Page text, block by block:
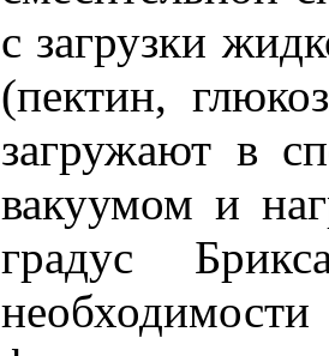
с загрузки
(пектин,
загружают в
вакуумом и
градус